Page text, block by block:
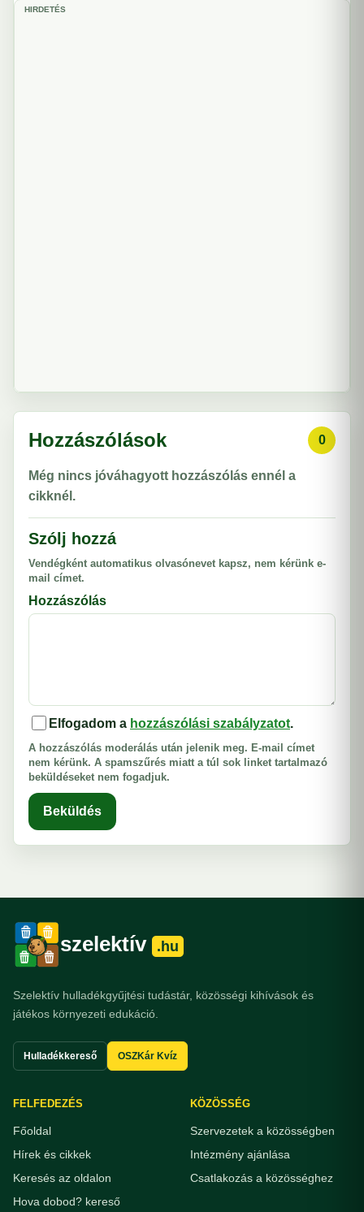
HIRDETÉS
Hozzászólások 0
Még nincs jóváhagyott hozzászólás ennél a
cikknél.
Szólj hozzá
Vendégként automatikus olvasónevet kapsz, nem kérünk e-
mail címet.
Hozzászólás
Elfogadom a hozzászólási szabályzatot.
A hozzászólás moderálás után jelenik meg. E-mail címet
nem kérünk. A spamszűrés miatt a túl sok linket tartalmazó
beküldéseket nem fogadjuk.
Beküldés
szelektív .hu
Szelektív hulladékgyűjtési tudástár, közösségi kihívások és
játékos környezeti edukáció.
Hulladékkereső OSZKár Kvíz
FELFEDEZÉS
Főoldal
Hírek és cikkek
Keresés az oldalon
Hova dobod? kereső
KÖZÖSSÉG
Szervezetek a közösségben
Intézmény ajánlása
Csatlakozás a közösséghez